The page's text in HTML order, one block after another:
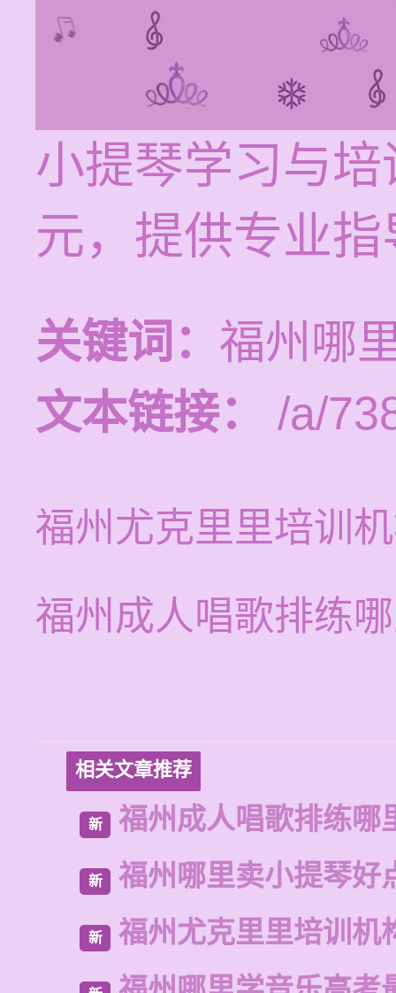
小提琴学习与
元，提供专业
关键词： 福州哪
文本链接：
/a/
福州尤克里里培训
福州成人唱歌排练
相关文章推荐
新 福州成人唱歌排练哪
新 福州哪里卖小提琴好
新 福州尤克里里培训机